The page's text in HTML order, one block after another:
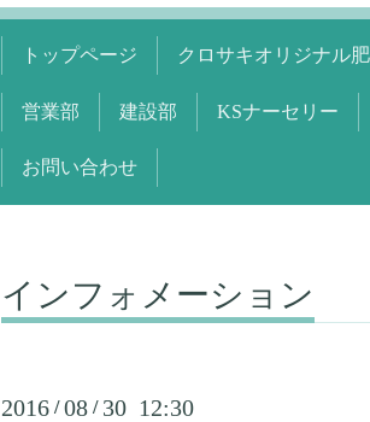
トップページ クロサキオリジナル
営業部 建設部 KSナーセリー
お問い合わせ
インフォメーション
2016 /08 / 30 12:30